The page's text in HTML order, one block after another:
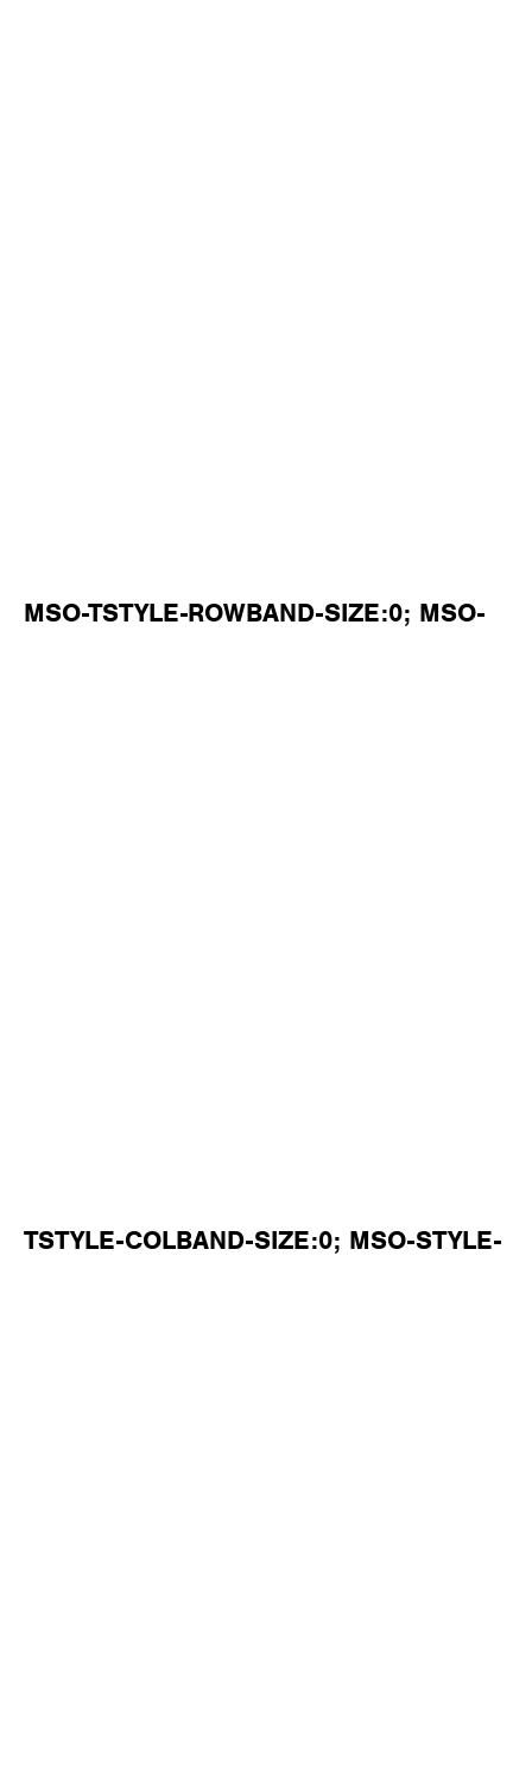
MSO-TSTYLE-ROWBAND-SIZE:0; MSO-
TSTYLE-COLBAND-SIZE:0; MSO-STYLE-